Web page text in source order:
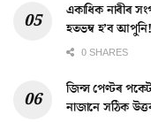
একাধিক নাৰীৰ
হতভম্ব হ’ব আপুনি!
0 SHARES
জিন্স পেণ্টৰ
নাজানে সঠিক